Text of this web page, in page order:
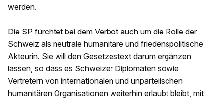
werden.
Die SP fürchtet bei dem Verbot auch um die Rolle der
Schweiz als neutrale humanitäre und friedenspolitische
Akteurin. Sie will den Gesetzestext darum ergänzen
lassen, so dass es Schweizer Diplomaten sowie
Vertretern von internationalen und unparteiischen
humanitären Organisationen weiterhin erlaubt bleibt, mit